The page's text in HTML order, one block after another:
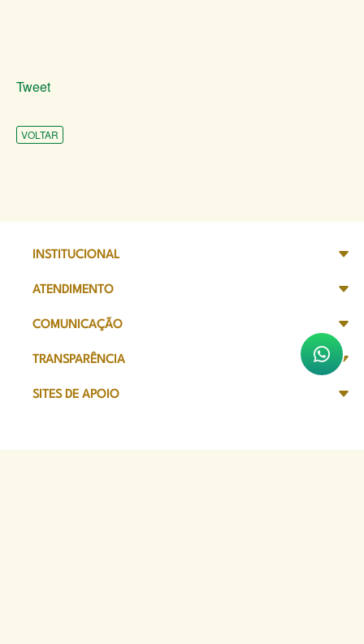
Tweet
VOLTAR
INSTITUCIONAL
ATENDIMENTO
COMUNICAÇÃO
TRANSPARÊNCIA
SITES DE APOIO